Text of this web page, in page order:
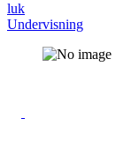
luk
Undervisning